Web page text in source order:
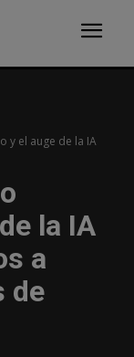
y el auge de la IA
la IA
a
de